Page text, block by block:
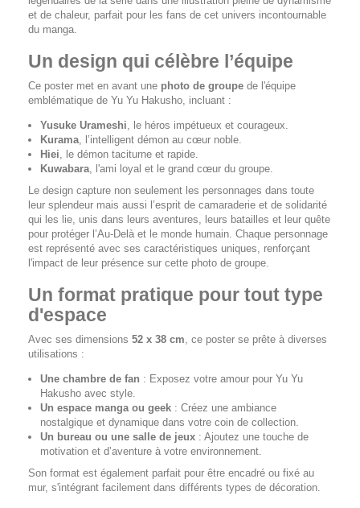
et de chaleur, parfait pour les fans de cet univers incontournable
du manga.
Un design qui célèbre l’équipe
Ce poster met en avant une photo de groupe de l'équipe
emblématique de Yu Yu Hakusho, incluant :
Yusuke Urameshi, le héros impétueux et courageux.
Kurama, l’intelligent démon au cœur noble.
Hiei, le démon taciturne et rapide.
Kuwabara, l'ami loyal et le grand cœur du groupe.
Le design capture non seulement les personnages dans toute
leur splendeur mais aussi l’esprit de camaraderie et de solidarité
qui les lie, unis dans leurs aventures, leurs batailles et leur quête
pour protéger l’Au-Delà et le monde humain. Chaque personnage
est représenté avec ses caractéristiques uniques, renforçant
l'impact de leur présence sur cette photo de groupe.
Un format pratique pour tout type
d'espace
Avec ses dimensions 52 x 38 cm, ce poster se prête à diverses
utilisations :
Une chambre de fan : Exposez votre amour pour Yu Yu
Hakusho avec style.
Un espace manga ou geek : Créez une ambiance
nostalgique et dynamique dans votre coin de collection.
Un bureau ou une salle de jeux : Ajoutez une touche de
motivation et d’aventure à votre environnement.
Son format est également parfait pour être encadré ou fixé au
mur, s'intégrant facilement dans différents types de décoration.